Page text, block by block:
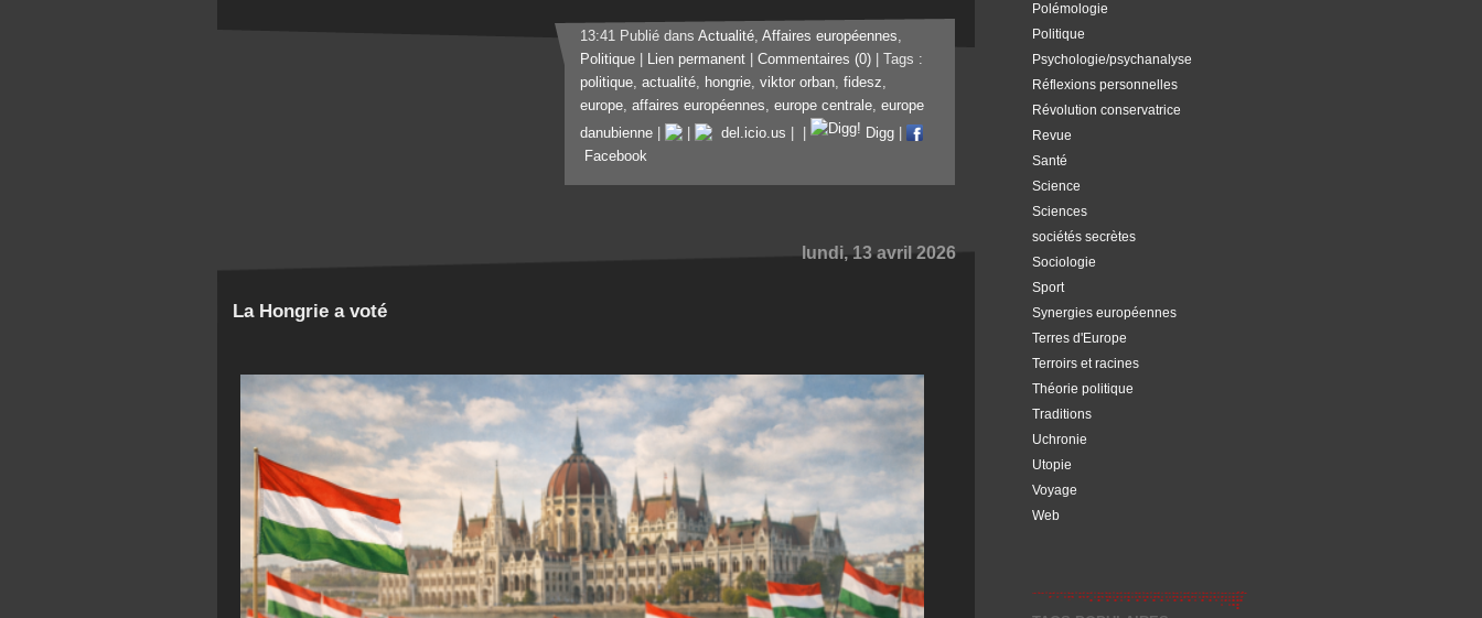
Polémologie
Politique
Psychologie/psychanalyse
Réflexions personnelles
Révolution conservatrice
Revue
Santé
Science
Sciences
sociétés secrètes
Sociologie
Sport
Synergies européennes
Terres d'Europe
Terroirs et racines
Théorie politique
Traditions
Uchronie
Utopie
Voyage
Web
13:41 Publié dans Actualité, Affaires européennes,
Politique
Lien permanent Commentaires (0) | Tags :
politique, actualité, hongrie, viktor orban, fidesz,
europe, affaires européennes, europe centrale, europe
danubienne
del.icio.us Digg
Facebook
lundi, 13 avril 2026
La Hongrie a voté